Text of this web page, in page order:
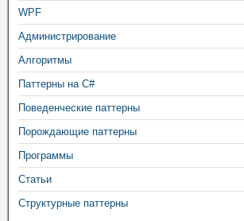
WPF
Администрирование
Алгоритмы
Паттерны на C#
Поведенческие паттерны
Порождающие паттерны
Программы
Статьи
Структурные паттерны